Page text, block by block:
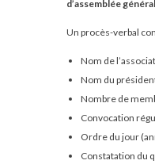
d’assemblée
Un procès-verbal
Nom de
Nom du
Nombre de
Convocation
Ordre du jour
Constatation du